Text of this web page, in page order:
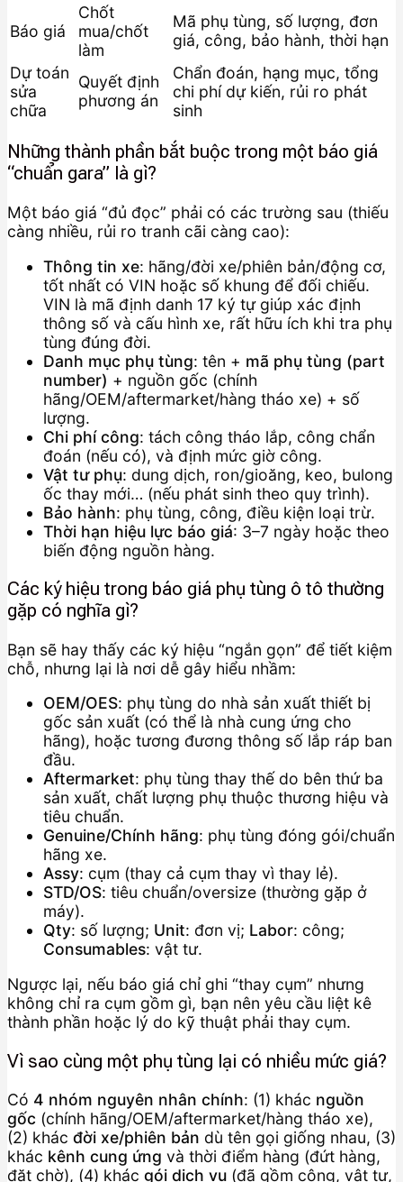
Báo giá
Chốt
mua/chốt
làm
Mã phụ tùng, số lượng, đơn
giá, công, bảo hành, thời hạn
Dự toán
sửa
chữa
Quyết định
phương án
Chẩn đoán, hạng mục, tổng
chi phí dự kiến, rủi ro phát
sinh
Những thành phần bắt buộc trong một báo giá
“chuẩn gara” là gì?
Một báo giá “đủ đọc” phải có các trường sau (thiếu
càng nhiều, rủi ro tranh cãi càng cao):
Thông tin xe: hãng/đời xe/phiên bản/động cơ,
tốt nhất có VIN hoặc số khung để đối chiếu.
VIN là mã định danh 17 ký tự giúp xác định
thông số và cấu hình xe, rất hữu ích khi tra phụ
tùng đúng đời.
Danh mục phụ tùng: tên + mã phụ tùng (part
number) + nguồn gốc (chính
hãng/OEM/aftermarket/hàng tháo xe) + số
lượng.
Chi phí công: tách công tháo lắp, công chẩn
đoán (nếu có), và định mức giờ công.
Vật tư phụ: dung dịch, ron/gioăng, keo, bulong
ốc thay mới… (nếu phát sinh theo quy trình).
Bảo hành: phụ tùng, công, điều kiện loại trừ.
Thời hạn hiệu lực báo giá: 3–7 ngày hoặc theo
biến động nguồn hàng.
Các ký hiệu trong báo giá phụ tùng ô tô thường
gặp có nghĩa gì?
Bạn sẽ hay thấy các ký hiệu “ngắn gọn” để tiết kiệm
chỗ, nhưng lại là nơi dễ gây hiểu nhầm:
OEM/OES: phụ tùng do nhà sản xuất thiết bị
gốc sản xuất (có thể là nhà cung ứng cho
hãng), hoặc tương đương thông số lắp ráp ban
đầu.
Aftermarket: phụ tùng thay thế do bên thứ ba
sản xuất, chất lượng phụ thuộc thương hiệu và
tiêu chuẩn.
Genuine/Chính hãng: phụ tùng đóng gói/chuẩn
hãng xe.
Assy: cụm (thay cả cụm thay vì thay lẻ).
STD/OS: tiêu chuẩn/oversize (thường gặp ở
máy).
Qty: số lượng; Unit: đơn vị; Labor: công;
Consumables: vật tư.
Ngược lại, nếu báo giá chỉ ghi “thay cụm” nhưng
không chỉ ra cụm gồm gì, bạn nên yêu cầu liệt kê
thành phần hoặc lý do kỹ thuật phải thay cụm.
Vì sao cùng một phụ tùng lại có nhiều mức giá?
Có 4 nhóm nguyên nhân chính: (1) khác nguồn
gốc (chính hãng/OEM/aftermarket/hàng tháo xe),
(2) khác đời xe/phiên bản dù tên gọi giống nhau, (3)
khác kênh cung ứng và thời điểm hàng (đứt hàng,
đặt chờ), (4) khác gói dịch vụ (đã gồm công, vật tư,